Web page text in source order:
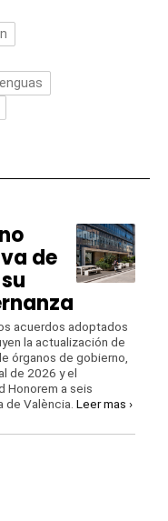
de
acuerdos adoptados
la actualización de
órganos de gobierno,
de 2026 y el
Honorem a seis
de València. Leer mas ›